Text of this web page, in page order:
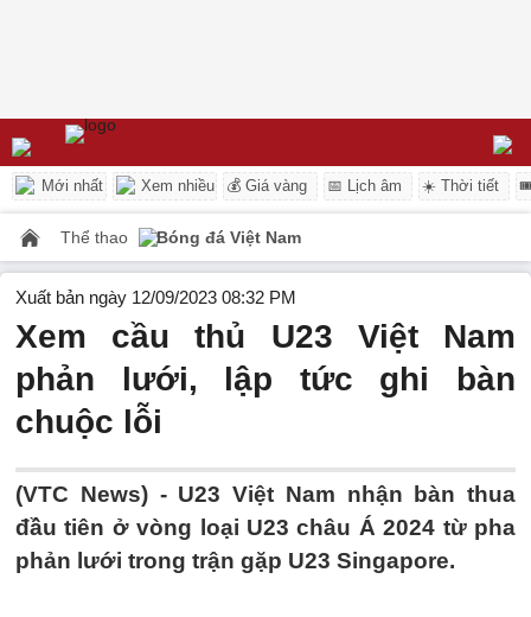
Mới nhất Xem nhiều 💰 Giá vàng 📅 Lịch âm ☀️ Thời tiết
Thể thao Bóng đá Việt Nam
Xuất bản ngày 12/09/2023 08:32 PM
Xem cầu thủ U23 Việt Nam
phản lưới, lập tức ghi bàn
chuộc lỗi
(VTC News) - U23 Việt Nam nhận bàn thua
đầu tiên ở vòng loại U23 châu Á 2024 từ pha
phản lưới trong trận gặp U23 Singapore.